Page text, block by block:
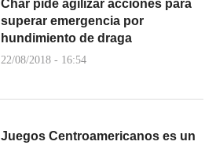
Char pide agilizar acciones para
superar emergencia por
hundimiento de draga
22/08/2018 - 16:54
Juegos Centroamericanos es un